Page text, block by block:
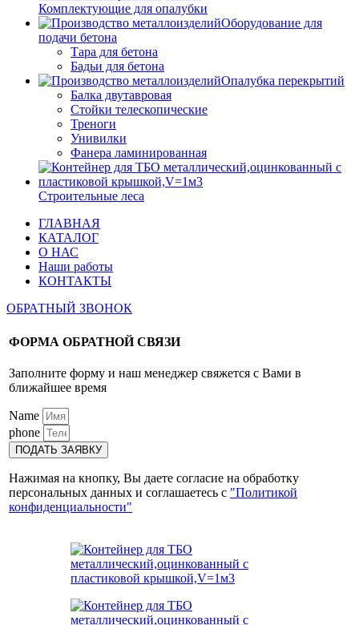
Комплектующие для опалубки
Оборудование для
подачи бетона
Тара для бетона
Бадьи для бетона
Опалубка перекрытий
Балка двутавровая
Стойки телескопические
Треноги
Унивилки
Фанера ламинированная
Строительные леса
ГЛАВНАЯ
КАТАЛОГ
О НАС
Наши работы
КОНТАКТЫ
ОБРАТНЫЙ ЗВОНОК
ФОРМА ОБРАТНОЙ СВЯЗИ
Заполните форму и наш менеджер свяжется с Вами в
ближайшее время
Name
phone
ПОДАТЬ ЗАЯВКУ
Нажимая на кнопку, Вы даете согласие на обработку
персональных данных и соглашаетесь с "Политикой
конфиденциальности"